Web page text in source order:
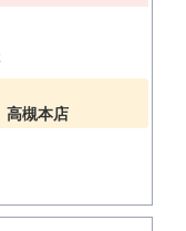
高槻本店